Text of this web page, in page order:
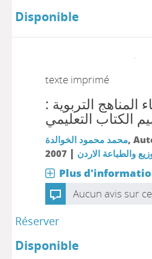
Disponible
texte imprimé
المناهج التربوية :
الكتاب التعليمي
محمد محمود الخوالدة,
والطباعة الاردن |
2007
Plus
Aucun avis sur
Réserver
Disponible